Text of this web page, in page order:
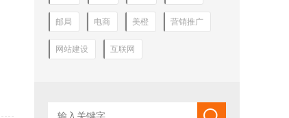
邮局 电商 美橙 营销推广
网站建设 互联网